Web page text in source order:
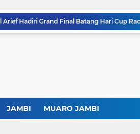
JAMBI MUARO JAMBI